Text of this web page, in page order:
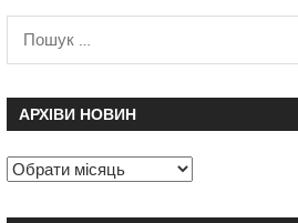
АРХІВИ НОВИН